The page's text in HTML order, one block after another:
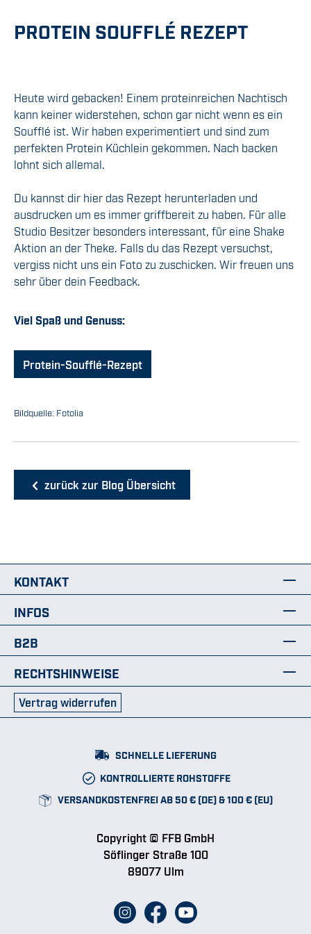
PROTEIN SOUFFLÉ REZEPT
Heute wird gebacken! Einem proteinreichen Nachtisch
kann keiner widerstehen, schon gar nicht wenn es ein
Soufflé ist. Wir haben experimentiert und sind zum
perfekten Protein Küchlein gekommen. Nach backen
lohnt sich allemal.
Du kannst dir hier das Rezept herunterladen und
ausdrucken um es immer griffbereit zu haben. Für alle
Studio Besitzer besonders interessant, für eine Shake
Aktion an der Theke. Falls du das Rezept versuchst,
vergiss nicht uns ein Foto zu zuschicken. Wir freuen uns
sehr über dein Feedback.
Viel Spaß und Genuss:
Protein-Soufflé-Rezept
Bildquelle: Fotolia
zurück zur Blog Übersicht
KONTAKT
INFOS
B2B
RECHTSHINWEISE
Vertrag widerrufen
SCHNELLE LIEFERUNG
KONTROLLIERTE ROHSTOFFE
VERSANDKOSTENFREI AB 50 € (DE) & 100 € (EU)
Copyright © FFB GmbH
Söflinger Straße 100
89077 Ulm